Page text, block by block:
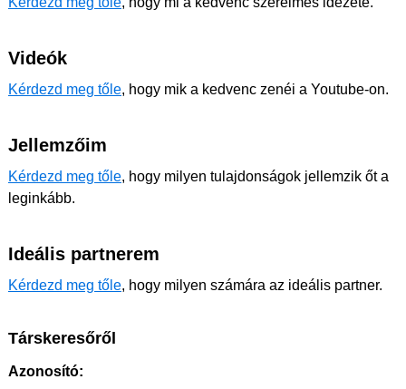
Videók
Kérdezd meg tőle, hogy mik a kedvenc zenéi a Youtube-on.
Jellemzőim
Kérdezd meg tőle, hogy milyen tulajdonságok jellemzik őt a
leginkább.
Ideális partnerem
Kérdezd meg tőle, hogy milyen számára az ideális partner.
Társkeresőről
Azonosító: